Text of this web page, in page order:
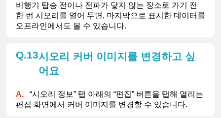
비행기 탑승 전이나 전파가 닿지 않는 장소로 가기 전
한 번 시오리를 열어 두면, 마지막으로 표시한 데이터를
오프라인에서도 볼 수 있습니다.
13시오리 커버 이미지를 변경하고 싶
어요
“시오리 정보” 탭 아래의 “편집” 버튼을 탭해 열리는
편집 화면에서 커버 이미지를 변경할 수 있습니다.